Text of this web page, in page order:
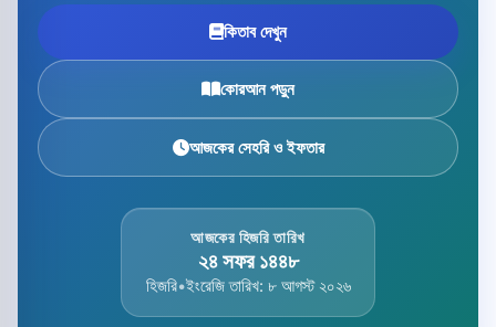
কিতাব দেখুন
কোরআন পড়ুন
আজকের সেহরি ও ইফতার
আজকের হিজরি তারিখ
২৪ সফর ১৪৪৮
হিজরি•ইংরেজি তারিখ: ৮ আগস্ট ২০২৬